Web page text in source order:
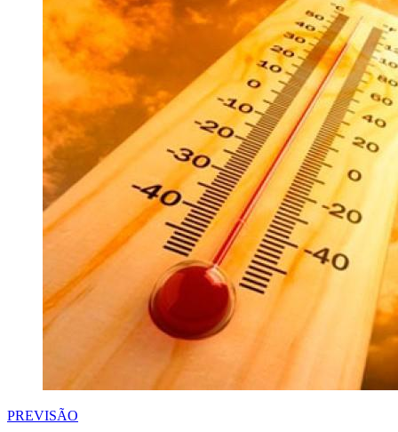
PREVISÃO